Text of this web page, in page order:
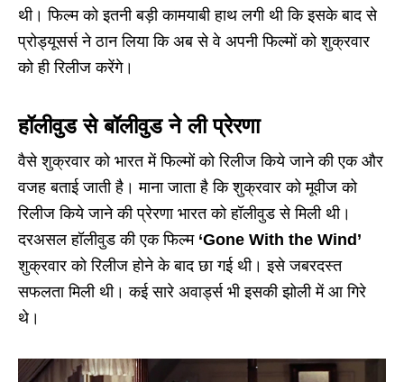
थी। फिल्म को इतनी बड़ी कामयाबी हाथ लगी थी कि इसके बाद से
प्रोड्यूसर्स ने ठान लिया कि अब से वे अपनी फिल्मों को शुक्रवार
को ही रिलीज करेंगे।
हॉलीवुड से बॉलीवुड ने ली प्रेरणा
वैसे शुक्रवार को भारत में फिल्मों को रिलीज किये जाने की एक और
वजह बताई जाती है। माना जाता है कि शुक्रवार को मूवीज को
रिलीज किये जाने की प्रेरणा भारत को हॉलीवुड से मिली थी।
दरअसल हॉलीवुड की एक फिल्म ‘Gone With the Wind’
शुक्रवार को रिलीज होने के बाद छा गई थी। इसे जबरदस्त
सफलता मिली थी। कई सारे अवार्ड्स भी इसकी झोली में आ गिरे
थे।